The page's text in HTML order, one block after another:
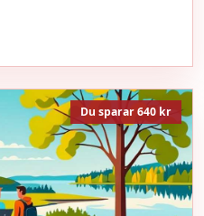
Du sparar 640 kr